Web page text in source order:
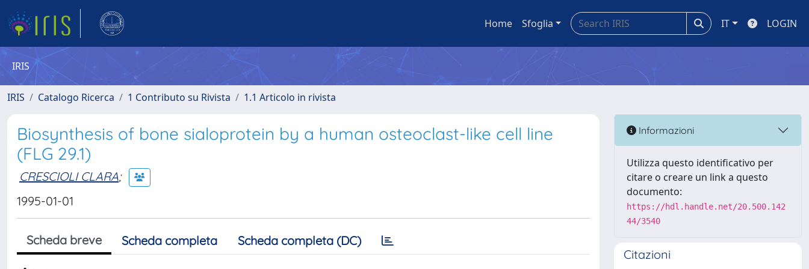
Home Sfoglia IT LOGIN
IRIS
IRIS Catalogo Ricerca 1 Contributo su Rivista 1.1 Articolo in rivista
Biosynthesis of bone sialoprotein by a human osteoclast-like cell line
(FLG 29.1)
CRESCIOLI CLARA;
1995-01-01
Scheda breve Scheda completa Scheda completa (DC)
Informazioni
Utilizza questo identificativo per
citare o creare un link a questo
documento:
https://hdl.handle.net/20.500.142
44/3540
Citazioni